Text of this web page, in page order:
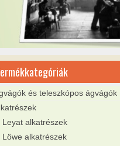
és teleszkópos ágvágók
Leyat alkatrészek
Löwe alkatrészek